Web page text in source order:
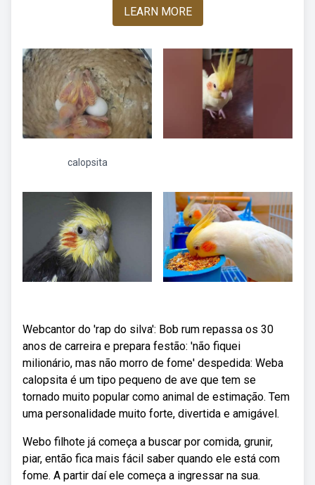
LEARN MORE
calopsita
Webcantor do 'rap do silva': Bob rum repassa os 30
anos de carreira e prepara festão: 'não fiquei
milionário, mas não morro de fome' despedida: Weba
calopsita é um tipo pequeno de ave que tem se
tornado muito popular como animal de estimação. Tem
uma personalidade muito forte, divertida e amigável.
Webo filhote já começa a buscar por comida, grunir,
piar, então fica mais fácil saber quando ele está com
fome. A partir daí ele começa a ingressar na sua.